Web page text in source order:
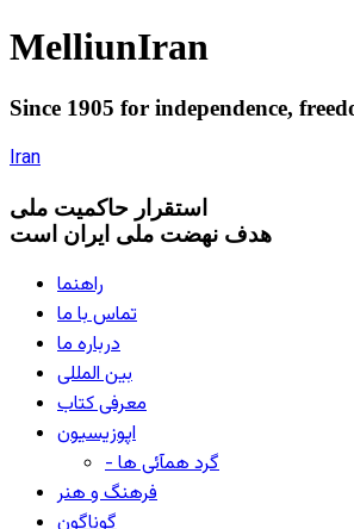
MelliunIran
Since 1905 for independence,
Iran
استقرار حاکميت ملی
هدف نهضت ملی ایران است
راهنما
تماس با ما
درباره ما
بین المللی
معرفی کتاب
اپوزیسیون
- گرد همآئی ها
فرهنگ و هنر